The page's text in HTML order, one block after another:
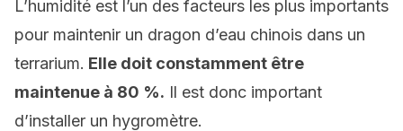
L’humidité est l’un des facteurs les plus importants
pour maintenir un dragon d’eau chinois dans un
terrarium. Elle doit constamment être
maintenue à 80 %. Il est donc important
d’installer un hygromètre.